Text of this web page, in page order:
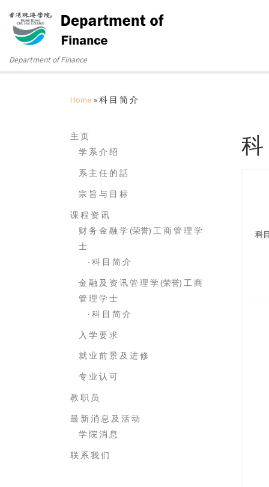
Department of Finance
Home »科 目 简 介
科
科
主 页
学 系 介 绍
系 主 任 的 話
宗 旨 与 目 标
课 程 资 讯
财 务 金 融 学 (荣誉) 工 商 管 理 学
士
‧ 科 目 简 介
金 融 及 资 讯 管 理 学 (荣誉) 工 商
管 理 学 士
‧ 科 目 简 介
入 学 要 求
就 业 前 景 及 进 修
专 业 认 可
教 职 员
最 新 消 息 及 活 动
学 院 消 息
联 系 我 们